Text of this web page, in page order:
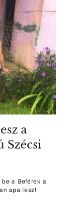
a
Szécsi
a Beférek a
apa lesz!